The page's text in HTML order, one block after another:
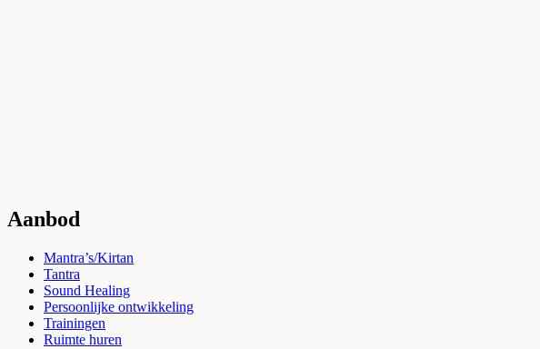
Aanbod
Mantra’s/Kirtan
Tantra
Sound Healing
Persoonlijke ontwikkeling
Trainingen
Ruimte huren